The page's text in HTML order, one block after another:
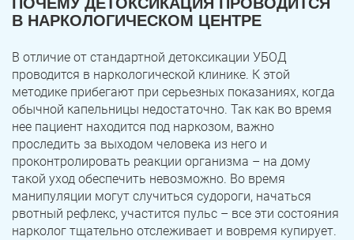
В НАРКОЛОГИЧЕСКОМ ЦЕНТРЕ
В отличие от стандартной детоксикации УБОД
проводится в наркологической клинике. К этой
методике прибегают при серьезных показаниях, когда
обычной капельницы недостаточно. Так как во время
нее пациент находится под наркозом, важно
проследить за выходом человека из него и
проконтролировать реакции организма – на дому
такой уход обеспечить невозможно. Во время
манипуляции могут случиться судороги, начаться
рвотный рефлекс, участится пульс – все эти состояния
нарколог тщательно отслеживает и вовремя купирует.